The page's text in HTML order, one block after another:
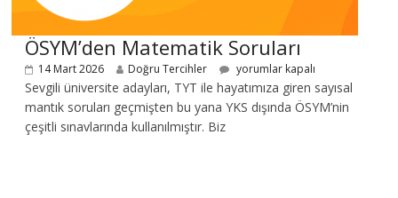
ÖSYM’den Matematik Soruları
14 Mart 2026 Doğru Tercihler yorumlar kapalı
Sevgili üniversite adayları, TYT ile hayatımıza giren sayısal
mantık soruları geçmişten bu yana YKS dışında ÖSYM’nin
çeşitli sınavlarında kullanılmıştır. Biz